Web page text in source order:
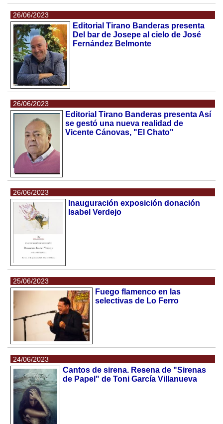
26/06/2023
Editorial Tirano Banderas presenta
Del bar de Josepe al cielo de José
Fernández Belmonte
26/06/2023
Editorial Tirano Banderas presenta Así
se gestó una nueva realidad de
Vicente Cánovas, "El Chato"
26/06/2023
Inauguración exposición donación
Isabel Verdejo
25/06/2023
Fuego flamenco en las
selectivas de Lo Ferro
24/06/2023
Cantos de sirena. Resena de "Sirenas
de Papel" de Toni García Villanueva